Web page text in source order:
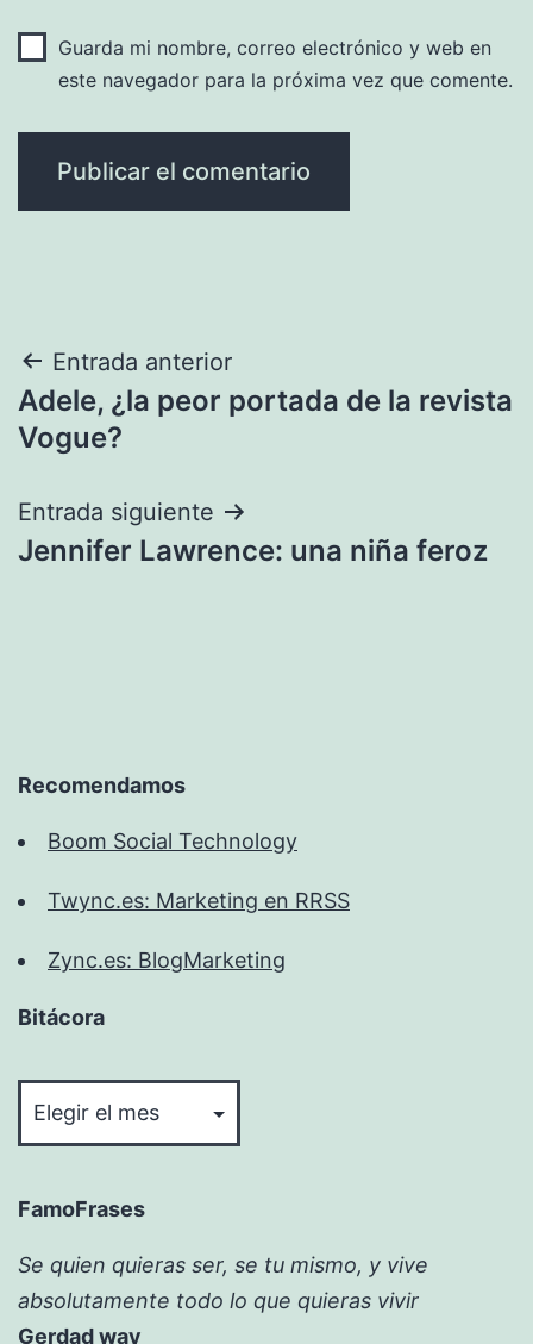
Guarda mi nombre, correo electrónico y web en
este navegador para la próxima vez que comente.
Navegación
de
Entrada anterior
Adele, ¿la peor portada de la revista
Vogue?
Entrada siguiente
Jennifer Lawrence: una niña feroz
Recomendamos
Boom Social Technology
Twync.es: Marketing en RRSS
Zync.es: BlogMarketing
Bitácora
FamoFrases
Se quien quieras ser, se tu mismo, y vive
absolutamente todo lo que quieras vivir
Gerdad way